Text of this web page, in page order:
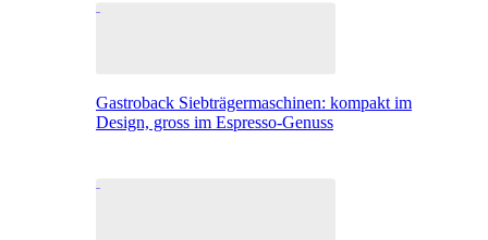
Gastroback Siebträgermaschinen: kompakt im
Design, gross im Espresso-Genuss